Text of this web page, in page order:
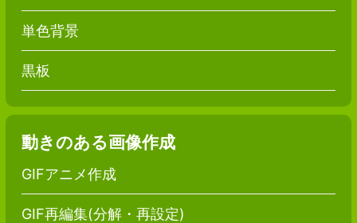
単色背景
黒板
動きのある画像作成
GIFアニメ作成
GIF再編集(分解・再設定)